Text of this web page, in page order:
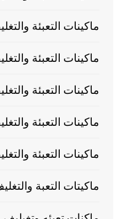
ماكينات التعبئة
ماكينات التعبئة
ماكينات التعبئة
ماكينات التعبئة
ماكينات التعبئة
ماكيتات التعبة